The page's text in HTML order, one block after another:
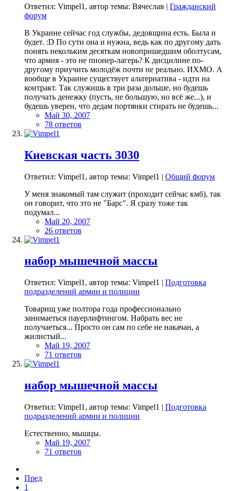
Ответил: Vimpel1, автор темы: Вячеслав | Гражданский
форум
В Украине сейчас год службы, дедовщина есть. Была и
будет. :D По сути она и нужна, ведь как по другому дать
понять некольким десяткам новопришедшим оболтусам,
что армия - это не пионер-лагерь? К дисцилине по-
другому приучить молодёж почти не реально. ИХМО. А
вообще в Украине существует альтернатива - идти на
контракт. Так служишь в три раза дольше, но будешь
получать денежку (пусть, не большую, но всё же...), и
будешь уверен, что дедам портянки стирать не будешь...
Май 30, 2007
78 ответов
Киевская часть 3030
Ответил: Vimpel1, автор темы: Vimpel1 | Общий форум
У меня знакомый там служит (проходит сейчас кмб), так
он говорит, что это не "Барс". Я сразу тоже так
подумал...
Май 20, 2007
26 ответов
набор мышечной массы
Ответил: Vimpel1, автор темы: Vimpel1 | Подготовка
подразделений армии и полиции
Товарищ уже полтора года профессионально
занимаеться пауерлифтингом. Набрать вес не
получаеться... Просто он сам по себе не накачан, а
жилистый...
Май 19, 2007
71 ответов
набор мышечной массы
Ответил: Vimpel1, автор темы: Vimpel1 | Подготовка
подразделений армии и полиции
Естественно, мышцы.
Май 19, 2007
71 ответов
Пред
1